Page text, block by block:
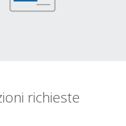
richieste